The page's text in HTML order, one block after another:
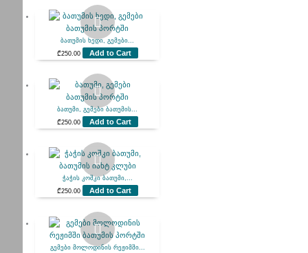
ბათუმის ხედი, გემები...
₾250.00 Add to Cart
ბათუმი, გემები ბათუმის...
₾250.00 Add to Cart
ჭაჭის კოშკი ბათუმი,...
₾250.00 Add to Cart
გემები მოლოდინის რეჟიმში...